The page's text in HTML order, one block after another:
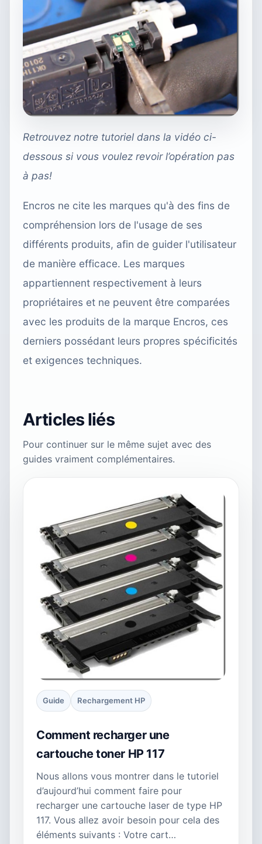
Retrouvez notre tutoriel dans la vidéo ci-
dessous si vous voulez revoir l’opération pas
à pas!
Encros ne cite les marques qu'à des fins de
compréhension lors de l'usage de ses
différents produits, afin de guider l'utilisateur
de manière efficace. Les marques
appartiennent respectivement à leurs
propriétaires et ne peuvent être comparées
avec les produits de la marque Encros, ces
derniers possédant leurs propres spécificités
et exigences techniques.
Articles liés
Pour continuer sur le même sujet avec des
guides vraiment complémentaires.
Guide Rechargement HP
Comment recharger une
cartouche toner HP 117
Nous allons vous montrer dans le tutoriel
d’aujourd’hui comment faire pour
recharger une cartouche laser de type HP
117. Vous allez avoir besoin pour cela des
éléments suivants : Votre cart…